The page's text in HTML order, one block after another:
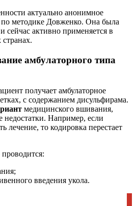
актуально анонимное
по методике Довженко. Она была
сейчас активно применяется в
амбулаторного типа
получает амбулаторное
с содержанием дисульфирама.
медицинского вшивания,
недостатки. Например, если
лечение, то кодировка перестает
введения укола.